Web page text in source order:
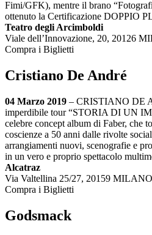
Fimi/GFK), mentre il brano
ottenuto la Certificazione DOPPIO
Teatro degli Arcimboldi
Viale dell’Innovazione, 20, 20126
Compra i Biglietti
Cristiano De André
04 Marzo 2019 – CRISTIANO DE
imperdibile tour “STORIA DI UN
celebre concept album di Faber, che
coscienze a 50 anni dalle rivolte
arrangiamenti nuovi, scenografie e
in un vero e proprio spettacolo
Alcatraz
Via Valtellina 25/27, 20159 MILANO
Compra i Biglietti
Godsmack